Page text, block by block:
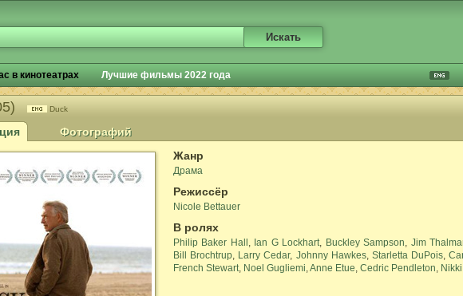
в кинотеатрах Лучшие фильмы 2022 года
Duck
Фотографий
Жанр
Драма
Режиссёр
Nicole Bettauer
В ролях
Philip Baker Hall , Ian G Lockhart, Buckley Sampson, Jim
Bill Brochtrup, Larry Cedar, Johnny Hawkes, Starletta DuPois,
French Stewart, Noel Gugliemi,Anne Etue, Cedric Pendleton,